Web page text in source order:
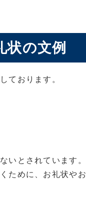
状の文例
ております。
いとされています。
ために、お礼状やお